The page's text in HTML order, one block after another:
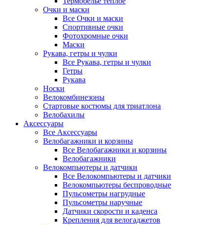
Очки и маски
Все Очки и маски
Спортивные очки
Фотохромные очки
Маски
Рукава, гетры и чулки
Все Рукава, гетры и чулки
Гетры
Рукава
Носки
Велокомбинезоны
Стартовые костюмы для триатлона
Велобахилы
Аксессуары
Все Аксессуары
Велобагажники и корзины
Все Велобагажники и корзины
Велобагажники
Велокомпьютеры и датчики
Все Велокомпьютеры и датчики
Велокомпьютеры беспроводные
Пульсометры нагрудные
Пульсометры наручные
Датчики скорости и каденса
Крепления для велогаджетов